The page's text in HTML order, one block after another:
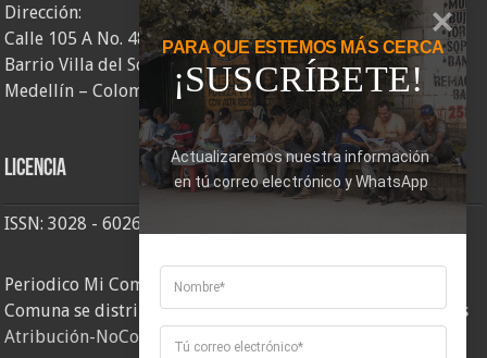
Dirección:
Calle 105 A No. 48AA – 58
Barrio Villa del Socorro
Medellín – Colombia
Licencia
ISSN: 3028 - 6026
Periodico Mi Comuna 2, elaborado por Corporación Mi
Comuna se distribuye bajo unaLicencia Creative Commons
Atribución-NoComercial-CompartirIgual 4.0 Internacional
PARA QUE ESTEMOS MÁS CERCA
¡SUSCRÍBETE!
Actualizaremos nuestra información
en tú correo electrónico y WhatsApp